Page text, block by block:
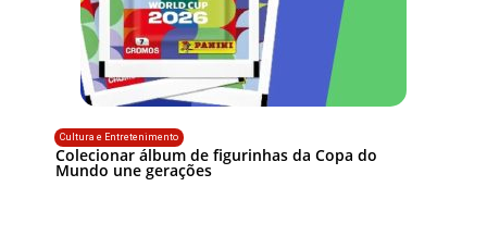
Cultura e Entretenimento
Colecionar álbum de figurinhas da Copa do
Mundo une gerações